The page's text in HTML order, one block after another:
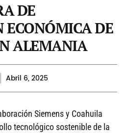
DE
ECONÓMICA DE
ALEMANIA
Abril 6, 2025
Siemens y Coahuila
tecnológico sostenible de la